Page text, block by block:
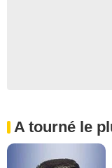
A tourné le